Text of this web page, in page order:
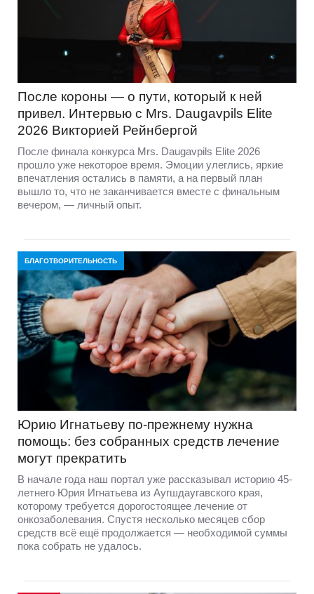
После короны — о пути, который к ней
привел. Интервью с Mrs. Daugavpils Elite
2026 Викторией Рейнбергой
После финала конкурса Mrs. Daugavpils Elite 2026
прошло уже некоторое время. Эмоции улеглись, яркие
впечатления остались в памяти, а на первый план
вышло то, что не заканчивается вместе с финальным
вечером, — личный опыт.
БЛАГОТВОРИТЕЛЬНОСТЬ
Юрию Игнатьеву по-прежнему нужна
помощь: без собранных средств лечение
могут прекратить
В начале года наш портал уже рассказывал историю 45-
летнего Юрия Игнатьева из Аугшдаугавского края,
которому требуется дорогостоящее лечение от
онкозаболевания. Спустя несколько месяцев сбор
средств всё ещё продолжается — необходимой суммы
пока собрать не удалось.